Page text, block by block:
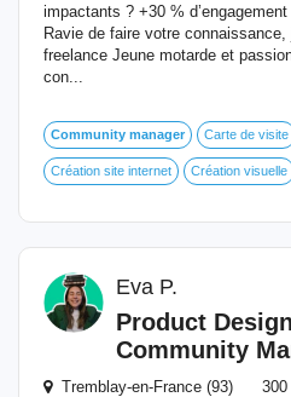
impactants ? +30 %
Ravie de faire votre
freelance Jeune motarde et
con...
Community manager Carte de visite
Création site internet Création visuelle
Eva P.
Product
Community
Tremblay-en-France (93) 300